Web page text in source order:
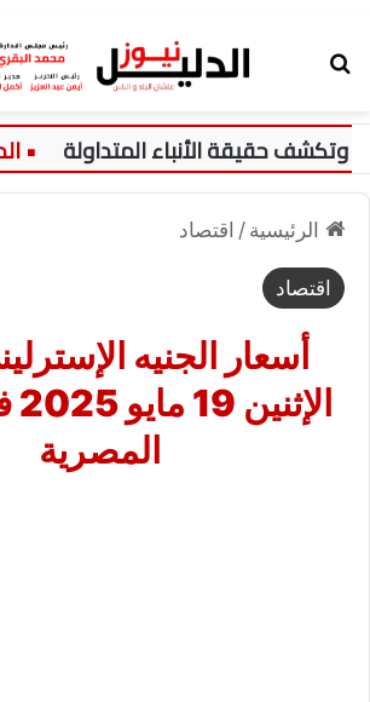
حقيقة الأنباء المتداولة
الرئيسية / اقتصاد
اقتصاد
أسعار الجنيه
المصرية